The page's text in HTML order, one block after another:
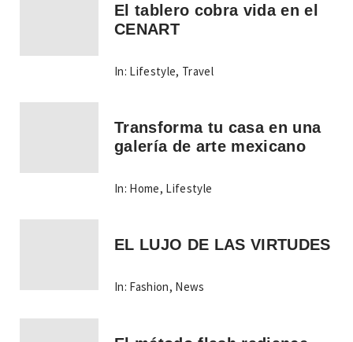
El tablero cobra vida en el
CENART
In: Lifestyle, Travel
Transforma tu casa en una
galería de arte mexicano
In: Home, Lifestyle
EL LUJO DE LAS VIRTUDES
In: Fashion, News